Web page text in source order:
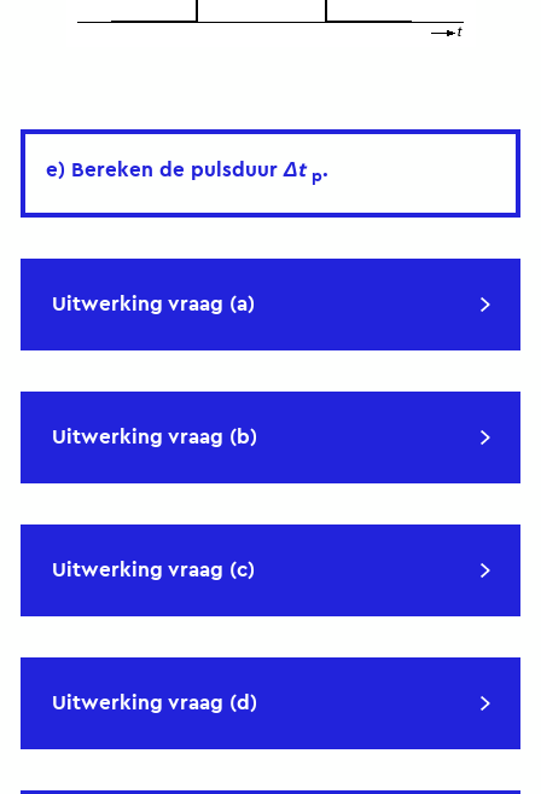
e) Bereken de pulsduurΔt p.
Uitwerking vraag (a)
Uitwerking vraag (b)
Uitwerking vraag (c)
Uitwerking vraag (d)